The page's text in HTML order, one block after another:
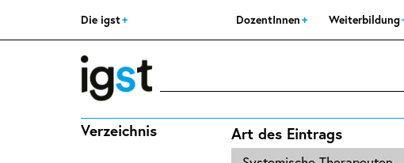
Die igst DozentInnen Weiterbildung
Verzeichnis Art des Eintrags